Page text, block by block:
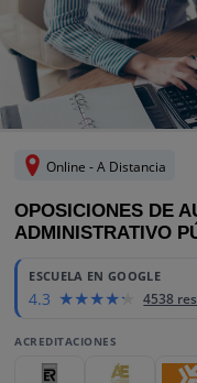
San Sebastian Santander
Toledo Valencia
Online - A Distancia
OPOSICIONES DE
ADMINISTRATIVO
ESCUELA EN GOOGLE
4.3 4538
ACREDITACIONES